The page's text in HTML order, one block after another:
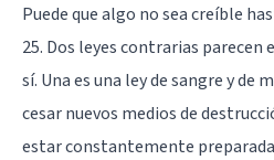
Puede que algo no sea creíble
25. Dos leyes contrarias
sí. Una es una ley de sangre y de
cesar nuevos medios de
estar constantemente